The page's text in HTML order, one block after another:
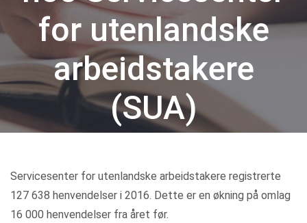
for utenlandske
arbeidstakere
(SUA)
Servicesenter for utenlandske arbeidstakere registrerte
127 638 henvendelser i 2016. Dette er en økning på omlag
16 000 henvendelser fra året før.